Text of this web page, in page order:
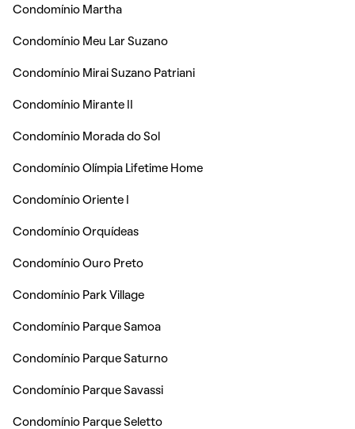
Condomínio Martha
Condomínio Meu Lar Suzano
Condomínio Mirai Suzano Patriani
Condomínio Mirante II
Condomínio Morada do Sol
Condomínio Olímpia Lifetime Home
Condomínio Oriente I
Condomínio Orquídeas
Condomínio Ouro Preto
Condomínio Park Village
Condomínio Parque Samoa
Condomínio Parque Saturno
Condomínio Parque Savassi
Condomínio Parque Seletto